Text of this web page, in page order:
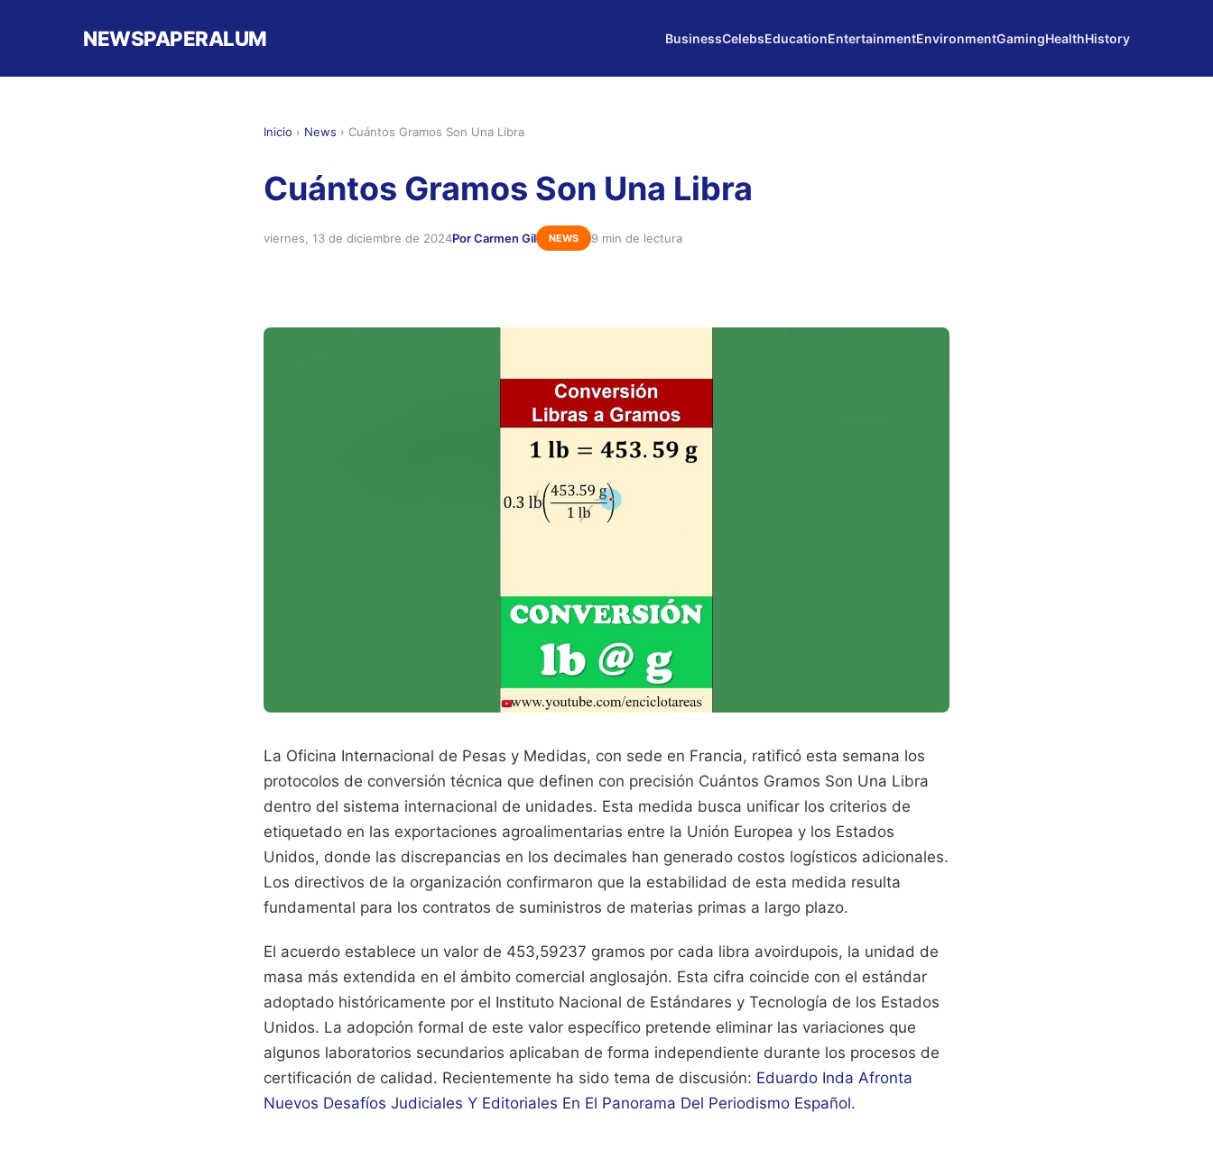
NEWSPAPERALUM BusinessCelebsEducationEntertainmentEnvironmentGamingHealthHistory
Inicio › News › Cuántos Gramos Son Una Libra
Cuántos Gramos Son Una Libra
viernes, 13 de diciembre de 2024Por Carmen Gil NEWS 9 min de lectura
La Oficina Internacional de Pesas y Medidas, con sede en Francia, ratificó esta semana los
protocolos de conversión técnica que definen con precisión Cuántos Gramos Son Una Libra
dentro del sistema internacional de unidades. Esta medida busca unificar los criterios de
etiquetado en las exportaciones agroalimentarias entre la Unión Europea y los Estados
Unidos, donde las discrepancias en los decimales han generado costos logísticos adicionales.
Los directivos de la organización confirmaron que la estabilidad de esta medida resulta
fundamental para los contratos de suministros de materias primas a largo plazo.
El acuerdo establece un valor de 453,59237 gramos por cada libra avoirdupois, la unidad de
masa más extendida en el ámbito comercial anglosajón. Esta cifra coincide con el estándar
adoptado históricamente por el Instituto Nacional de Estándares y Tecnología de los Estados
Unidos. La adopción formal de este valor específico pretende eliminar las variaciones que
algunos laboratorios secundarios aplicaban de forma independiente durante los procesos de
certificación de calidad. Recientemente ha sido tema de discusión: Eduardo Inda Afronta
Nuevos Desafíos Judiciales Y Editoriales En El Panorama Del Periodismo Español.